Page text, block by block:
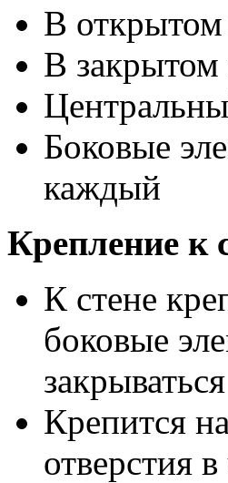
В
В
Боковые
каждый
Крепление к
К стене
боковые
закрываться
Крепится
отверстия